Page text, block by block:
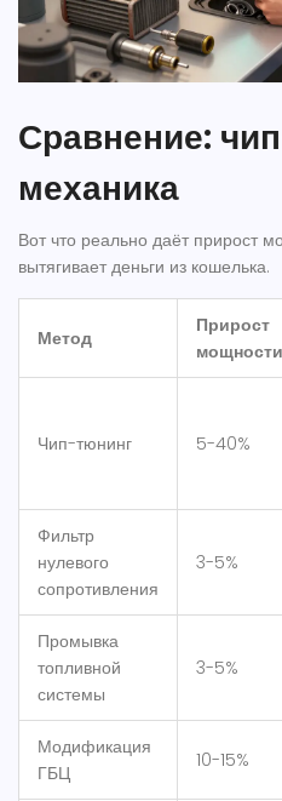
Сравнение:
механика
Вот что реально даёт прирост
вытягивает деньги из кошелька.
Метод
Прирост
мощности
Чип-тюнинг 5-40%
Фильтр
нулевого
сопротивления
3-5%
Промывка
топливной
системы
3-5%
Модификация
ГБЦ
10-15%